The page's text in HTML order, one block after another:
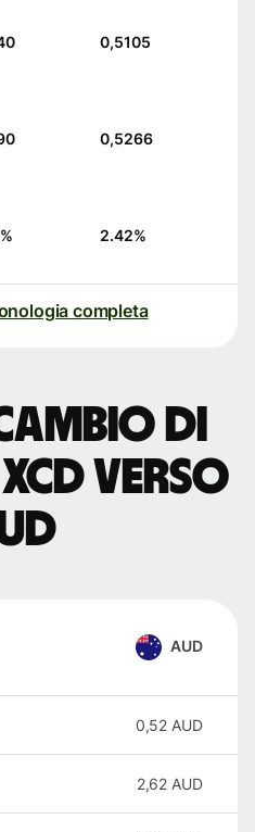
0,5105
0,5266
% 2.42%
completa
di
verso
AUD
0,52 AUD
2,62 AUD